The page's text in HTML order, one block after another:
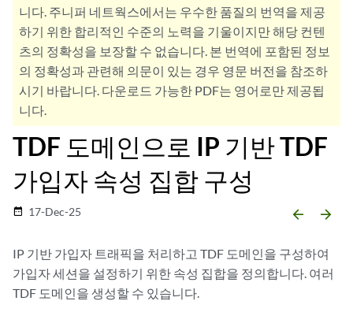
니다. 주니퍼 네트웍스에서는 우수한 품질의 번역을 제공
하기 위한 합리적인 수준의 노력을 기울이지만 해당 컨텐
츠의 정확성을 보장할 수 없습니다. 본 번역에 포함된 정보
의 정확성과 관련해 의문이 있는 경우 영문 버전을 참조하
시기 바랍니다. 다운로드 가능한 PDF는 영어로만 제공됩
니다.
TDF 도메인으로 IP 기반 TDF
가입자 속성 집합 구성
date_range 17-Dec-25 arrow_backward arrow_forward
IP 기반 가입자 트래픽을 처리하고 TDF 도메인을 구성하여
가입자 세션을 설정하기 위한 속성 집합을 정의합니다. 여러
TDF 도메인을 생성할 수 있습니다.